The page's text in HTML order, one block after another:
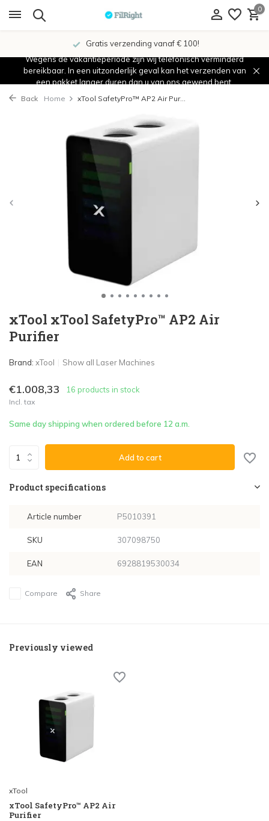
0
Gratis verzending vanaf € 100!
Wegens de vakantieperiode zijn wij telefonisch verminderd
bereikbaar. In een uitzonderlijk geval kan het verzenden van
een pakket langer duren dan u van ons gewend bent.
Back Home xTool SafetyPro™ AP2 Air Pur...
xTool xTool SafetyPro™ AP2 Air
Purifier
Brand: xTool Show all Laser Machines
€1.008,33 16 products in stock
Incl. tax
Same day shipping when ordered before 12 a.m.
Add to cart
Product specifications
Article number P5010391
SKU 307098750
EAN 6928819530034
Compare Share
Previously viewed
xTool
xTool SafetyPro™ AP2 Air
Purifier